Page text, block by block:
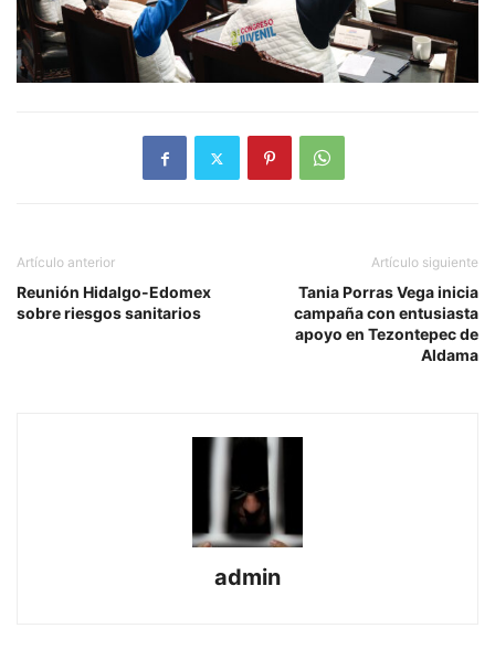
Artículo anterior
Reunión Hidalgo-Edomex
sobre riesgos sanitarios
Artículo siguiente
Tania Porras Vega inicia
campaña con entusiasta
apoyo en Tezontepec de
Aldama
admin